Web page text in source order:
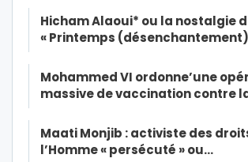
Hicham Alaoui* ou la nostalgie
« Printemps
Mohammed VI ordonne’une
massive de vaccination contre
Maati Monjib : activiste des
l’Homme « persécuté » ou…